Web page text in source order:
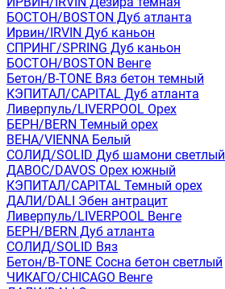
БОСТОН/BOSTON Дуб атланта
Ирвин/IRVIN Дуб каньон
СПРИНГ/SPRING Дуб каньон
БОСТОН/BOSTON Венге
Бетон/B-TONE Вяз бетон темный
КЭПИТАЛ/CAPITAL Дуб атланта
Ливерпуль/LIVERPOOL Орех
БЕРН/BERN Темный орех
ВЕНА/VIENNA Белый
СОЛИД/SOLID Дуб шамони светлый
ДАВОС/DAVOS Орех южный
КЭПИТАЛ/CAPITAL Темный орех
ДАЛИ/DALI Эбен антрацит
Ливерпуль/LIVERPOOL Венге
БЕРН/BERN Дуб атланта
СОЛИД/SOLID Вяз
Бетон/B-TONE Сосна бетон светлый
ЧИКАГО/CHICAGO Венге